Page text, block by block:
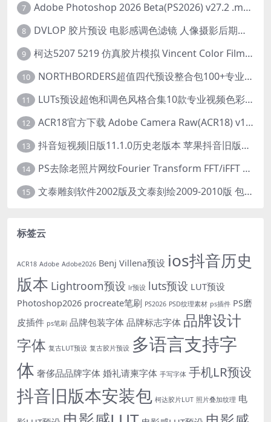
7 Adobe Photoshop 2026 Beta(PS2026) v27.2 .m3292 AI 中文绿色免安装版
8 DVLOP 胶片预设 电影感调色滤镜 人像摄影后期处理 婚礼跟拍风格 柯达胶片模拟效果+配置文件 PS/LR JOSE VILLA – For the Love of Film – Kodak Presets
9 柯达5207 5219 仿真胶片模拟 Vincent Color Film PowerGrade 下载 LUT预设怀旧外观色彩分级达芬奇调色节
10 NORTHBORDERS超值四代预设整合包100+专业Lightroom预设含教程与RAW样片 MEGA PACK
11 LUTs预设超饱和调色风格合集10款专业视频色彩视频剪辑预设Motion Array – Super Saturated LUTs Pack
12 ACR18官方下载 Adobe Camera Raw(ACR18) v18.1.1 for Mac 中文最新免费正式版 下载
13 抖音短视频旧版11.1.0历史老版本 苹果抖音旧版本ios恢复抖音旧版本11.1安装包
14 PS去除老照片网纹Fourier Transform FFT/iFFT 滤镜-32/64位
15 文泰雕刻软件2002版及文泰刻绘2009-2010版 包含教程(支持Win7~Win10 64位)
标签云
ACR18 Adobe Adobe2026 Benj Villena预设 ios抖音历史
版本 Lightroom预设 lr预设 luts预设 LUT预设
Photoshop2026 procreate笔刷 PS2026 PSD纹理素材 ps插件 PS磨
皮插件 ps笔刷 品牌包装字体 品牌标志字体 品牌设计
字体 复古LUT预设 复古胶片预设 多语言支持字
体 奢侈品品牌字体 婚礼请柬字体 手写字体 手机LR预设
抖音旧版本安装包 柯达胶片LUT 照片叠加纹理 电